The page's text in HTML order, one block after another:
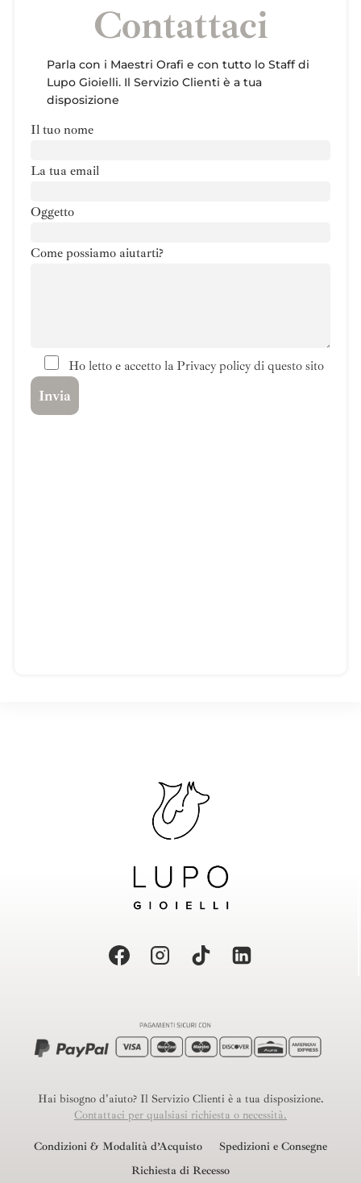
Contattaci
Parla con i Maestri Orafi e con tutto lo Staff di
Lupo Gioielli. Il Servizio Clienti è a tua
disposizione
Il tuo nome
La tua email
Oggetto
Come possiamo aiutarti?
Ho letto e accetto la Privacy policy di questo sito
Hai bisogno d'aiuto? Il Servizio Clienti è a tua disposizione.
Contattaci per qualsiasi richiesta o necessità.
Condizioni & Modalità d’Acquisto
Spedizioni e Consegne
Richiesta di Recesso